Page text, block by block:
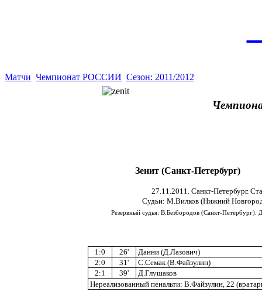
Матчи Чемпионат РОССИИ Сезон: 2011/2012
Зенит (Санкт-Петербург)
27.11.2011. Санкт-Петербург.
Судьи: М.Вилков (Нижний
Резервный судья: В.Безбородов (Санкт-
1:0 26'
Данни (Д.Лазович)
2:0
31'
С.Семак (В.Файзулин)
2:1
39'
Д.Глушаков
Нереализованный пенальти: В.Файзулин, 22